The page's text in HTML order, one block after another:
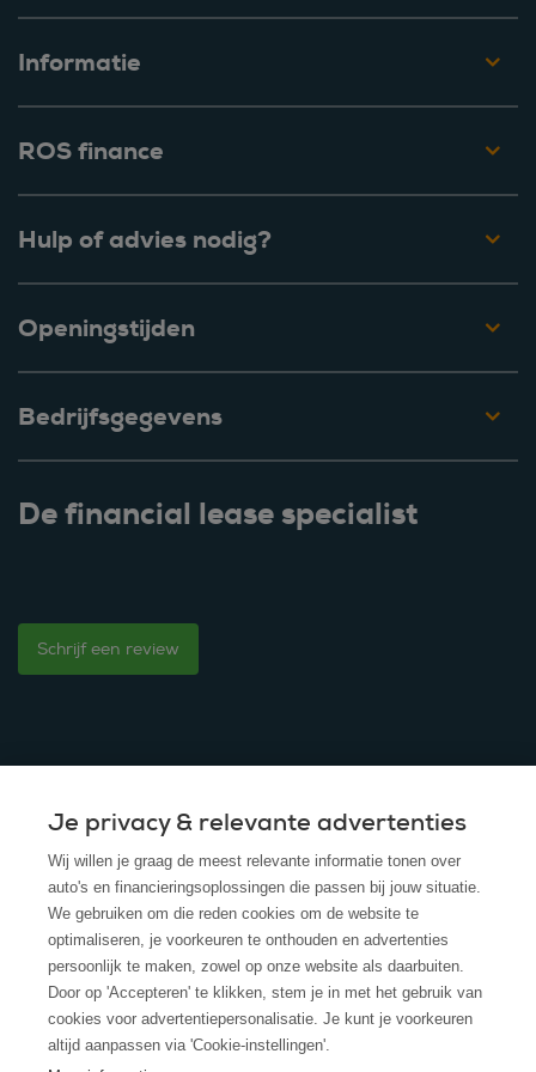
Informatie
ROS finance
Hulp of advies nodig?
Openingstijden
Bedrijfsgegevens
De financial lease specialist
Schrijf een review
© 2025 - ROS Krediet Service
Algemene Voorwaarden
Disclaimer
Privacy Policy
Cookies
Je privacy & relevante advertenties
Wij willen je graag de meest relevante informatie tonen over
auto's en financieringsoplossingen die passen bij jouw situatie.
We gebruiken om die reden cookies om de website te
optimaliseren, je voorkeuren te onthouden en advertenties
persoonlijk te maken, zowel op onze website als daarbuiten.
Door op 'Accepteren' te klikken, stem je in met het gebruik van
cookies voor advertentiepersonalisatie. Je kunt je voorkeuren
altijd aanpassen via 'Cookie-instellingen'.